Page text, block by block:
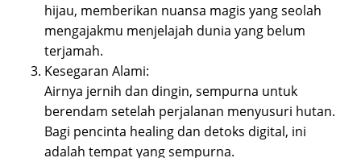
hijau, memberikan nuansa magis yang seolah
mengajakmu menjelajah dunia yang belum
terjamah.
Kesegaran Alami:
Airnya jernih dan dingin, sempurna untuk
berendam setelah perjalanan menyusuri hutan.
Bagi pencinta healing dan detoks digital, ini
adalah tempat yang sempurna.